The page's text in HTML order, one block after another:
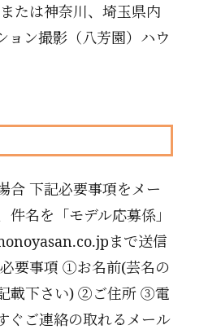
たは神奈川、埼玉県内
ョン撮影（八芳園）ハウ
合 下記必要事項をメー
件名を「モデル応募係」
まで送信
要事項 ①お名前(芸名の
載下さい) ②ご住所 ③電
ご連絡の取れるメール